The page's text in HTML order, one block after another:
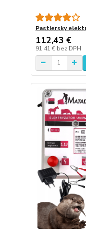
Pastiersky
112,43 €
91,41 € bez DPH